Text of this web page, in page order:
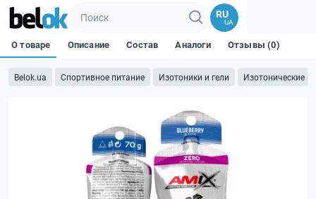
RU
UA
Belok.ua Спортивное питание Изотоники и гели Изотонические
О товаре Описание Состав Аналоги Отзывы (0)